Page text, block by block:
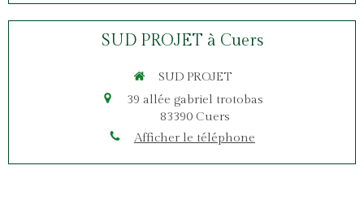
SUD PROJET à Cuers
SUD PROJET
39 allée gabriel trotobas
83390 Cuers
Afficher le téléphone